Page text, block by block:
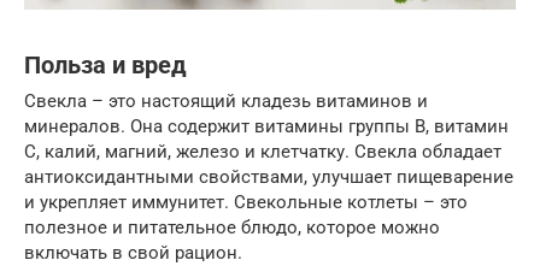
Польза и вред
Свекла – это настоящий кладезь витаминов и
минералов. Она содержит витамины группы B, витамин
C, калий, магний, железо и клетчатку. Свекла обладает
антиоксидантными свойствами, улучшает пищеварение
и укрепляет иммунитет. Свекольные котлеты – это
полезное и питательное блюдо, которое можно
включать в свой рацион.